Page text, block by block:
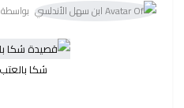
بواسطة
شكا